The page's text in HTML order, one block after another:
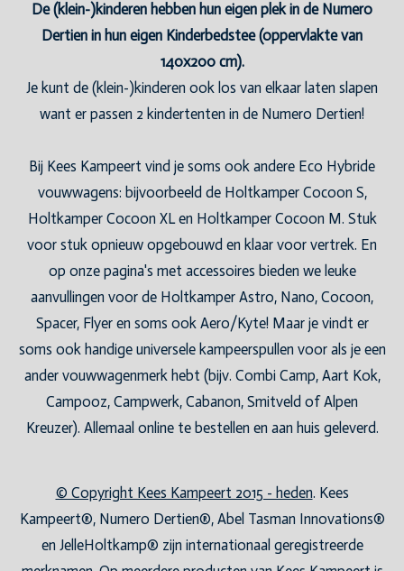
De (klein-)kinderen hebben hun eigen plek in de Numero
Dertien in hun eigen Kinderbedstee (oppervlakte van
140x200 cm).
Je kunt de (klein-)kinderen ook los van elkaar laten slapen
want er passen 2 kindertenten in de Numero Dertien!
Bij Kees Kampeert vind je soms ook andere Eco Hybride
vouwwagens: bijvoorbeeld de Holtkamper Cocoon S,
Holtkamper Cocoon XL en Holtkamper Cocoon M. Stuk
voor stuk opnieuw opgebouwd en klaar voor vertrek. En
op onze pagina's met accessoires bieden we leuke
aanvullingen voor de Holtkamper Astro, Nano, Cocoon,
Spacer, Flyer en soms ook Aero/Kyte! Maar je vindt er
soms ook handige universele kampeerspullen voor als je een
ander vouwwagenmerk hebt (bijv. Combi Camp, Aart Kok,
Campooz, Campwerk, Cabanon, Smitveld of Alpen
Kreuzer). Allemaal online te bestellen en aan huis geleverd.
© Copyright Kees Kampeert 2015 - heden. Kees
Kampeert®, Numero Dertien®, Abel Tasman Innovations®
en JelleHoltkamp® zijn internationaal geregistreerde